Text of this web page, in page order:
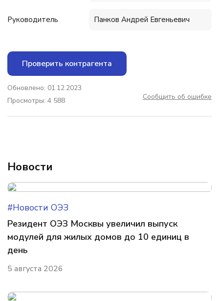
Руководитель Панков Андрей Евгеньевич
Проверить контрагента
Обновлено: 01.12.2023
Просмотры: 4 588
Сообщить об ошибке
Новости
#Новости ОЭЗ
Резидент ОЭЗ Москвы увеличил выпуск
модулей для жилых домов до 10 единиц в
день
5 августа 2026